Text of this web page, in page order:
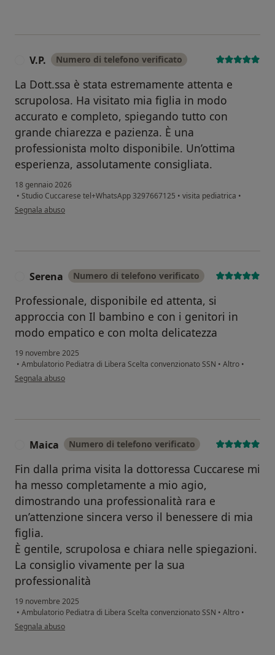
V.P. Numero di telefono verificato
La Dott.ssa è stata estremamente attenta e
scrupolosa. Ha visitato mia figlia in modo
accurato e completo, spiegando tutto con
grande chiarezza e pazienza. È una
professionista molto disponibile. Un’ottima
esperienza, assolutamente consigliata.
18 gennaio 2026
• Studio Cuccarese tel+WhatsApp 3297667125 • visita pediatrica •
secondo l'opinione dell'utente V.P.
Segnala abuso
Serena Numero di telefono verificato
Professionale, disponibile ed attenta, si
approccia con Il bambino e con i genitori in
modo empatico e con molta delicatezza
19 novembre 2025
• Ambulatorio Pediatra di Libera Scelta convenzionato SSN • Altro •
secondo l'opinione dell'utente Serena
Segnala abuso
Maica Numero di telefono verificato
Fin dalla prima visita la dottoressa Cuccarese mi
ha messo completamente a mio agio,
dimostrando una professionalità rara e
un’attenzione sincera verso il benessere di mia
figlia.
È gentile, scrupolosa e chiara nelle spiegazioni.
La consiglio vivamente per la sua
professionalità
19 novembre 2025
• Ambulatorio Pediatra di Libera Scelta convenzionato SSN • Altro •
secondo l'opinione dell'utente Maica
Segnala abuso